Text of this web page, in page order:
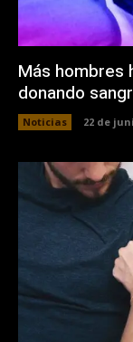
Más hombres
donando
Noticias 22 de